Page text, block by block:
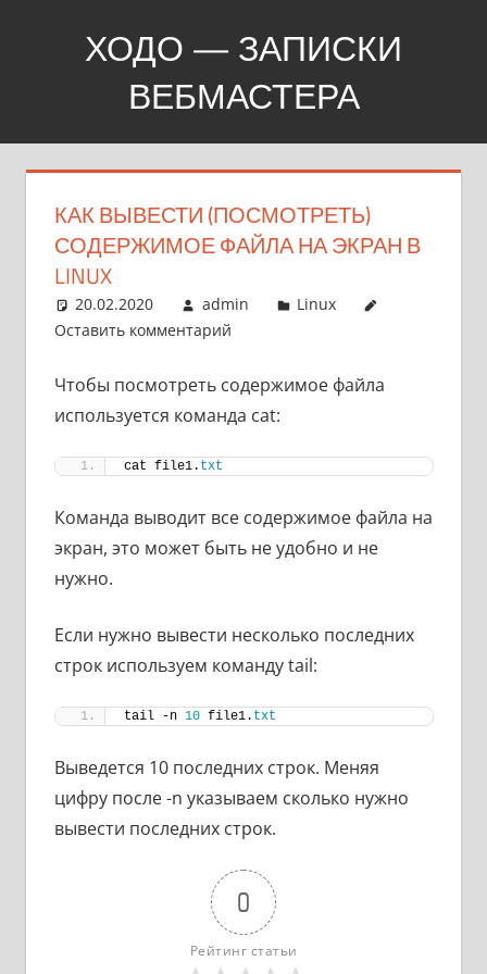
ХОДО — ЗАПИСКИ
ВЕБМАСТЕРА
Создание,
продвижение,
сайтов
КАК ВЫВЕСТИ (ПОСМОТРЕТЬ)
СОДЕРЖИМОЕ ФАЙЛА НА ЭКРАН В
LINUX
20.02.2020 admin
Linux
Оставить комментарий
Чтобы посмотреть содержимое файла
используется команда cat:
cat file1. txt
Команда выводит все содержимое файла на
экран, это может быть не удобно и не
нужно.
Если нужно вывести несколько последних
строк используем команду tail:
tail -n 10 file1. txt
Выведется 10 последних строк. Меняя
цифру после -n указываем сколько нужно
вывести последних строк.
0
Рейтинг статьи